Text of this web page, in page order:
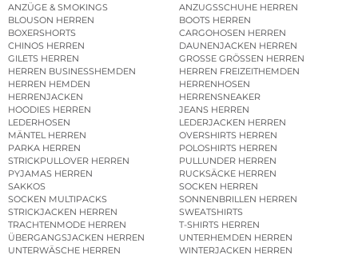
ANZÜGE & SMOKINGS
ANZUGSSCHUHE HERREN
BLOUSON HERREN
BOOTS HERREN
BOXERSHORTS
CARGOHOSEN HERREN
CHINOS HERREN
DAUNENJACKEN HERREN
GILETS HERREN
GROSSE GRÖSSEN HERREN
HERREN BUSINESSHEMDEN
HERREN FREIZEITHEMDEN
HERREN HEMDEN
HERRENHOSEN
HERRENJACKEN
HERRENSNEAKER
HOODIES HERREN
JEANS HERREN
LEDERHOSEN
LEDERJACKEN HERREN
MÄNTEL HERREN
OVERSHIRTS HERREN
PARKA HERREN
POLOSHIRTS HERREN
STRICKPULLOVER HERREN
PULLUNDER HERREN
PYJAMAS HERREN
RUCKSÄCKE HERREN
SAKKOS
SOCKEN HERREN
SOCKEN MULTIPACKS
SONNENBRILLEN HERREN
STRICKJACKEN HERREN
SWEATSHIRTS
TRACHTENMODE HERREN
T-SHIRTS HERREN
ÜBERGANGSJACKEN HERREN
UNTERHEMDEN HERREN
UNTERWÄSCHE HERREN
WINTERJACKEN HERREN